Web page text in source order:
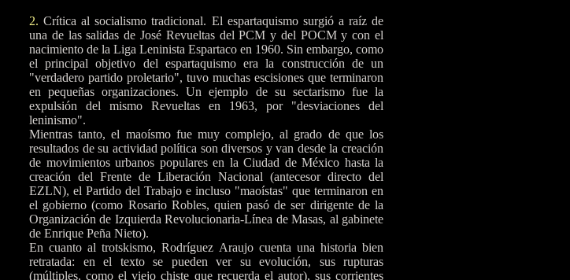
2. Crítica al socialismo tradicional. El espartaquismo surgió a raíz de
una de las salidas de José Revueltas del PCM y del POCM y con el
nacimiento de la Liga Leninista Espartaco en 1960. Sin embargo, como
el principal objetivo del espartaquismo era la construcción de un
"verdadero partido proletario", tuvo muchas escisiones que terminaron
en pequeñas organizaciones. Un ejemplo de su sectarismo fue la
expulsión del mismo Revueltas en 1963, por "desviaciones del
leninismo".
Mientras tanto, el maoísmo fue muy complejo, al grado de que los
resultados de su actividad política son diversos y van desde la creación
de movimientos urbanos populares en la Ciudad de México hasta la
creación del Frente de Liberación Nacional (antecesor directo del
EZLN), el Partido del Trabajo e incluso "maoístas" que terminaron en
el gobierno (como Rosario Robles, quien pasó de ser dirigente de la
Organización de Izquierda Revolucionaria-Línea de Masas, al gabinete
de Enrique Peña Nieto).
En cuanto al trotskismo, Rodríguez Araujo cuenta una historia bien
retratada: en el texto se pueden ver su evolución, sus rupturas
(múltiples, como el viejo chiste que recuerda el autor), sus corrientes